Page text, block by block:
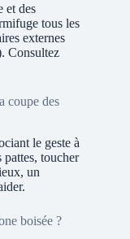
et des
tous les
externes
Consultez
coupe des
le geste à
pattes, toucher
un
boisée ?